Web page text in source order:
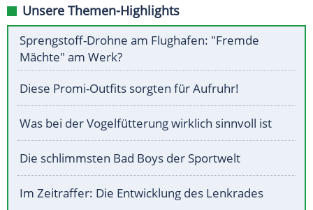
Unsere Themen-Highlights
Sprengstoff-Drohne am Flughafen: "Fremde
Mächte" am Werk?
Diese Promi-Outfits sorgten für Aufruhr!
Was bei der Vogelfütterung wirklich sinnvoll ist
Die schlimmsten Bad Boys der Sportwelt
Im Zeitraffer: Die Entwicklung des Lenkrades